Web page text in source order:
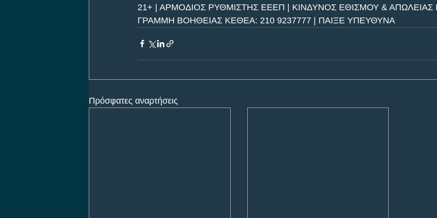
21+ | ΑΡΜΟΔΙΟΣ ΡΥΘΜΙΣΤΗΣ ΕΕΕΠ | ΚΙΝΔΥΝΟΣ ΕΘΙΣΜΟΥ & ΑΠΩΛΕΙΑΣ
ΓΡΑΜΜΗ ΒΟΗΘΕΙΑΣ ΚΕΘΕΑ: 210 9237777 | ΠΑΙΞΕ ΥΠΕΥΘΥΝΑ
Πρόσφατες αναρτήσεις